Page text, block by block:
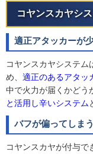
コヤンスカヤシ
適正アタッカーが
コヤンスカヤシステム
め、 適正のあるアタッ
中で火力が届くかどう
と活用し辛いシステム
バフが偏ってしまう
コヤンスカヤが付与で